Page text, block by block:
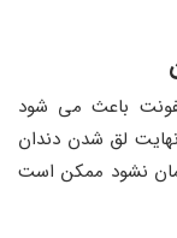
باعث می‌ شود
لق شدن دندان‌
نشود ممکن است